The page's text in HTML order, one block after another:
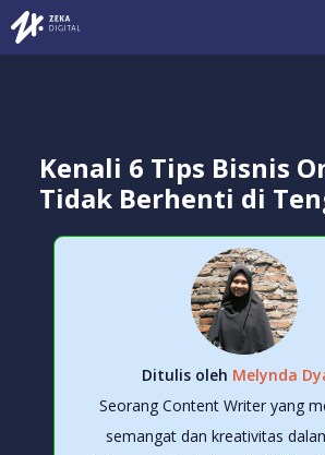
Langsung
ke
Kenali 6 Tips Bisnis
Tidak Berhenti di
Ditulis oleh Melynda
Seorang Content Writer yang
semangat dan kreativitas